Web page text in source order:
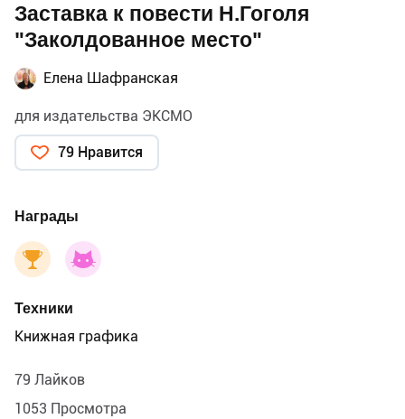
Заставка к повести Н.Гоголя
"Заколдованное место"
Елена Шафранская
для издательства ЭКСМО
79 Нравится
Награды
Техники
Книжная графика
79 Лайков
1053 Просмотра